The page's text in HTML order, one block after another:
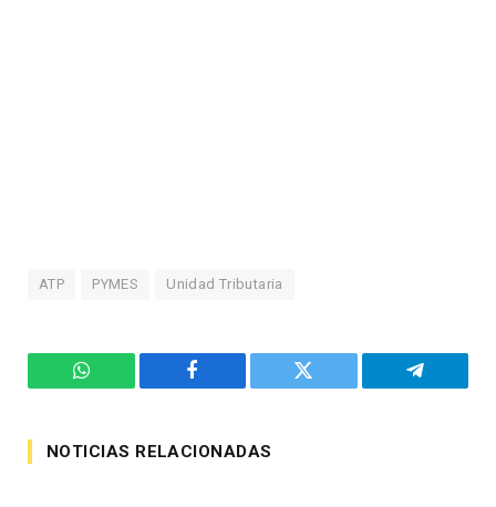
ATP PYMES Unidad Tributaria
WhatsApp Facebook Twitter Telegram
NOTICIAS RELACIONADAS